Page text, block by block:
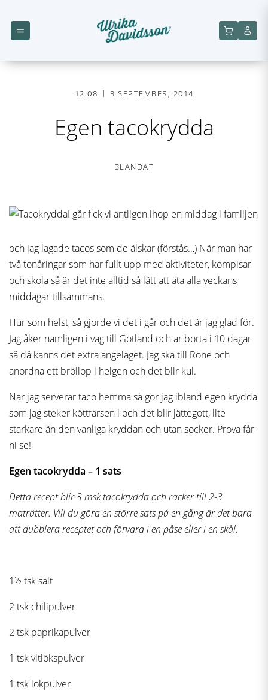
12:08 3 SEPTEMBER, 2014
Egen tacokrydda
BLANDAT
I går fick vi äntligen ihop en middag i familjen
och jag lagade tacos som de älskar (förstås…) När man har
två tonåringar som har fullt upp med aktiviteter, kompisar
och skola så är det inte alltid så lätt att äta alla veckans
middagar tillsammans.
Hur som helst, så gjorde vi det i går och det är jag glad för.
Jag åker nämligen i väg till Gotland och är borta i 10 dagar
så då känns det extra angeläget. Jag ska till Rone och
anordna ett bröllop i helgen och det blir kul.
När jag serverar taco hemma så gör jag ibland egen krydda
som jag steker köttfärsen i och det blir jättegott, lite
starkare än den vanliga kryddan och utan socker. Prova får
ni se!
Egen tacokrydda – 1 sats
Detta recept blir 3 msk tacokrydda och räcker till 2-3
maträtter. Vill du göra en större sats på en gång är det bara
att dubblera receptet och förvara i en påse eller i en skål.
1½ tsk salt
2 tsk chilipulver
2 tsk paprikapulver
1 tsk vitlökspulver
1 tsk lökpulver